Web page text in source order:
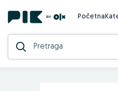
Početna